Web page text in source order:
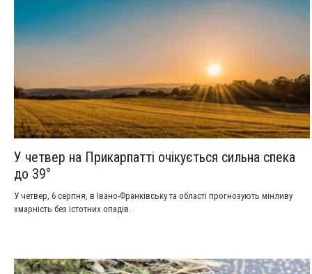
У четвер на Прикарпатті очікується сильна спека
до 39°
У четвер, 6 серпня, в Івано-Франківську та області прогнозують мінливу
хмарність без істотних опадів.